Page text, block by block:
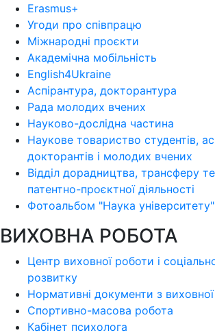
Erasmus+
Угоди про співпрацю
Міжнародні проєкти
Академічна мобільність
English4Ukraine
Аспірантура, докторантура
Рада молодих вчених
Науково-дослідна частина
Наукове товариство студентів,
докторантів і молодих вчених
Відділ дорадництва, трансферу
патентно-проєктної діяльності
Фотоальбом "Наука університету"
ВИХОВНА РОБОТА
Центр виховної роботи і
розвитку
Нормативні документи з
Спортивно-масова робота
Кабінет психолога